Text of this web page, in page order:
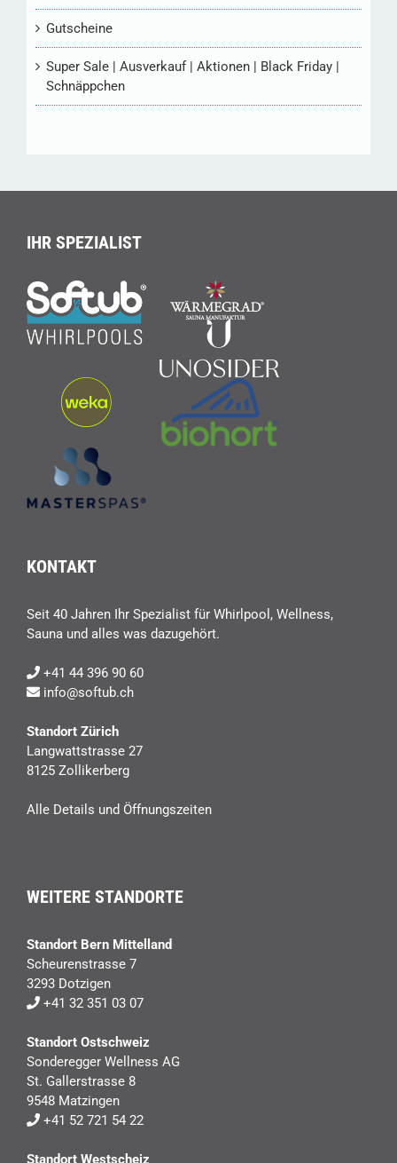
Gutscheine
Super Sale | Ausverkauf | Aktionen | Black Friday |
Schnäppchen
IHR SPEZIALIST
KONTAKT
Seit 40 Jahren Ihr Spezialist für Whirlpool, Wellness,
Sauna und alles was dazugehört.
+41 44 396 90 60
info@softub.ch
Standort Zürich
Langwattstrasse 27
8125 Zollikerberg
Alle Details und Öffnungszeiten
WEITERE STANDORTE
Standort Bern Mittelland
Scheurenstrasse 7
3293 Dotzigen
+41 32 351 03 07
Standort Ostschweiz
Sonderegger Wellness AG
St. Gallerstrasse 8
9548 Matzingen
+41 52 721 54 22
Standort Westscheiz